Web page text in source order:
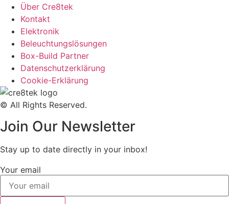
Über Cre8tek
Kontakt
Elektronik
Beleuchtungslösungen
Box-Build Partner
Datenschutzerklärung
Cookie-Erklärung
© All Rights Reserved.
Join Our Newsletter
Stay up to date directly in your inbox!
Your email